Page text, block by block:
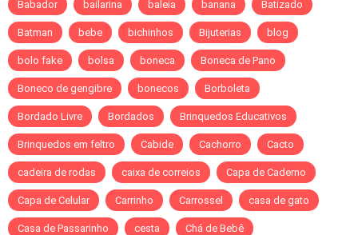
Babador bailarina baleia banana Batizado
Batman bebe bichinhos Bijuterias blog
bolo fake bolsa boneca Boneca de Pano
Boneco de gengibre bonecos Borboleta
Bordado Livre Bordados Brinquedos Educativos
Brinquedos em feltro Cabide Cachorro Cacto
cadeira de rodas caixa de correios Capa de Caderno
Capa de Celular Carrinho Carrossel casa de gato
Casa de Passarinho cesta Chá de Bebê